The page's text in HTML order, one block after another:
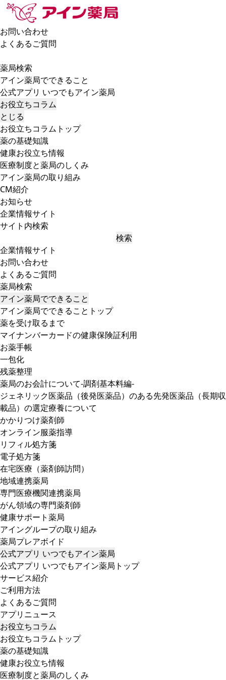
お問い合わせ
よくあるご質問
薬局検索
アイン薬局でできること
公式アプリ いつでもアイン薬局
お役立ちコラム
とじる
お役立ちコラムトップ
薬の基礎知識
健康お役立ち情報
医療制度と薬局のしくみ
アイン薬局の取り組み
CM紹介
お知らせ
企業情報サイト
サイト内検索
検索
企業情報サイト
お問い合わせ
よくあるご質問
薬局検索
アイン薬局でできること
アイン薬局でできることトップ
薬を受け取るまで
マイナンバーカードの健康保険証利用
お薬手帳
一包化
残薬整理
薬局のお会計について-調剤基本料編-
ジェネリック医薬品（後発医薬品）のある先発医薬品（長期収
載品）の選定療養について
かかりつけ薬剤師
オンライン服薬指導
リフィル処方箋
電子処方箋
在宅医療（薬剤師訪問）
地域連携薬局
専門医療機関連携薬局
がん領域の専門薬剤師
健康サポート薬局
アイングループの取り組み
薬局プレアボイド
公式アプリ いつでもアイン薬局
公式アプリ いつでもアイン薬局トップ
サービス紹介
ご利用方法
よくあるご質問
アプリニュース
お役立ちコラム
お役立ちコラムトップ
薬の基礎知識
健康お役立ち情報
医療制度と薬局のしくみ